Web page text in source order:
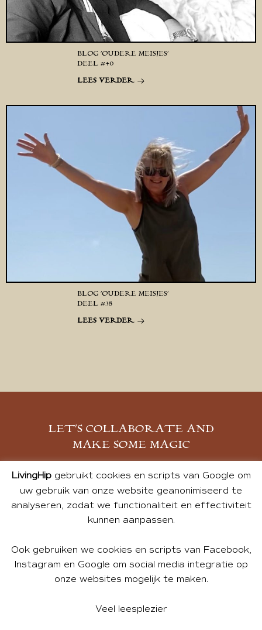
BLOG ‘OUDERE MEISJES’
DEEL #40
LEES VERDER
BLOG ‘OUDERE MEISJES’
DEEL #38
LEES VERDER
LET’S COLLABORATE AND
MAKE SOME MAGIC
MELD JE AAN
BUREAU 74
LivingHipgebruikt cookies en scripts van Google om
uw gebruik van onze website geanonimiseerd te
analyseren, zodat we functionaliteit en effectiviteit
kunnen aanpassen.
Ook gebruiken we cookies en scripts van Facebook,
Instagram en Google om social media integratie op
onze websites mogelijk te maken.
Veel leesplezier